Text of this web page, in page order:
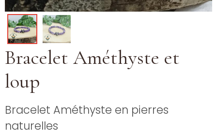
Bracelet Améthyste et
loup
Bracelet Améthyste en pierres
naturelles